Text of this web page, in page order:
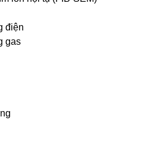
điện
gas